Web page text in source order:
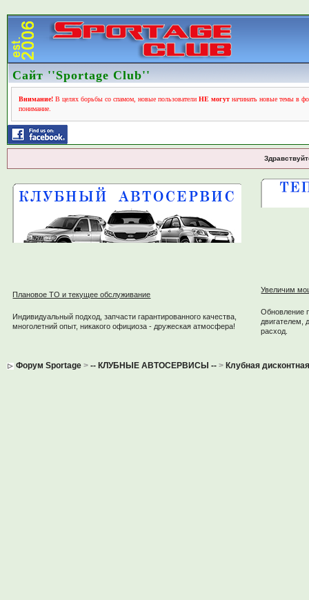
Сайт ''Sportage Club''
Внимание!В целях борьбы со спамом, новые пользователи НЕ могутначинать новые темы в
понимание.
Плановое ТО и текущее обслуживание
Индивидуальный подход, запчасти гарантированного качества,
многолетний опыт, никакого официоза - дружеская атмосфера!
Увеличим
Обновление
двигателем,
расход.
Форум Sportage> -- КЛУБНЫЕ АВТОСЕРВИСЫ --> Клубная